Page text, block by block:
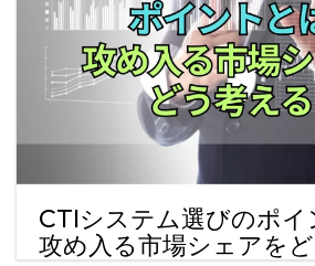
CTIシステム選びのポイ
攻め入る市場シェアを